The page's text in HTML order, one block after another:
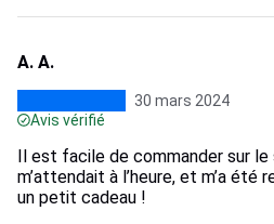
A. A.
30 mars 2024
Avis vérifié
Il est facile de commander sur le
m’attendait à l’heure, et m’a été
un petit cadeau !